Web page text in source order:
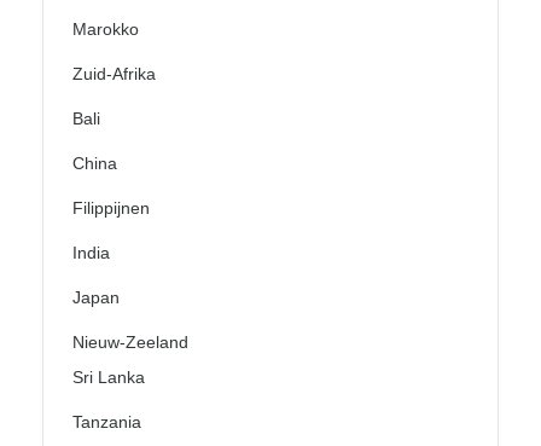
Marokko
Zuid-Afrika
Bali
China
Filippijnen
India
Japan
Nieuw-Zeeland
Sri Lanka
Tanzania